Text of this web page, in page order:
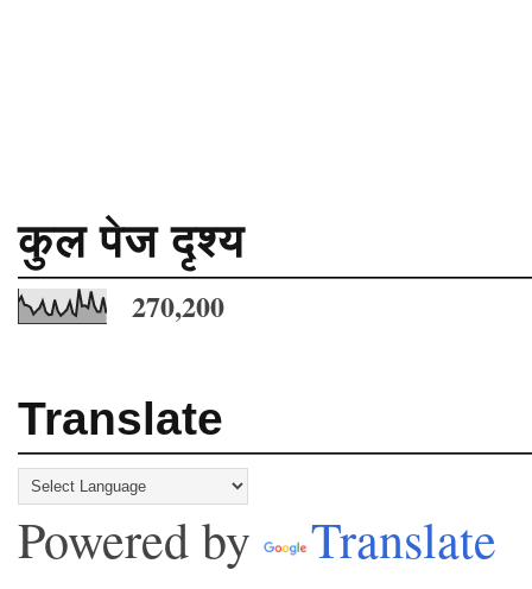
कुल पेज दृश्य
270,200
Translate
Powered by Translate